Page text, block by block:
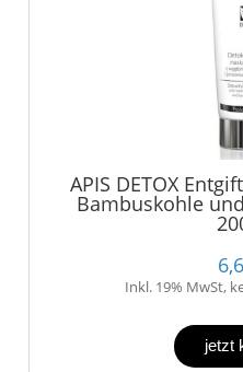
APIS DETOX
Bambuskohle
Inkl. 19% MwSt,
jetzt